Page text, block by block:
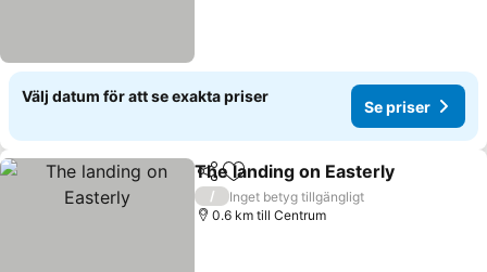
Välj datum för att se exakta priser
Se priser
Dela Lägg till i Mina Favoriter
The landing on Easterly
/
Inget betyg tillgängligt
0.6 km till Centrum